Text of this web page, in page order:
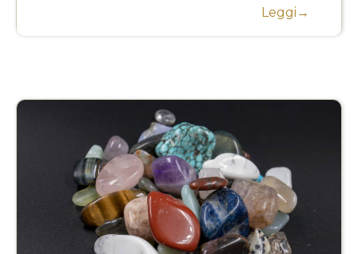
Leggi→